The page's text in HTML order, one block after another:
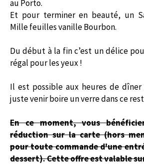
au Porto.
Et pour terminer en beauté, un
Mille feuilles vanille Bourbon.
Du début à la fin c’est un délice
régal pour les yeux !
Il est possible aux heures de
juste venir boire un verredans ce
En ce moment, vous
réduction sur la carte (hors
pour toute commande d'une
dessert).Cette offre est valable